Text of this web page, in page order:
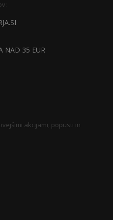
NAD 35 EUR
akcijami, popusti in